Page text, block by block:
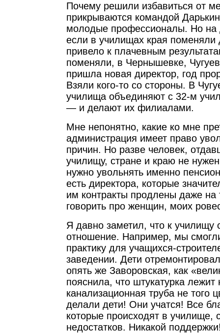
Почему решили избавиться от
прикрываются командой
молодые профессионалы. Но на
если в училищах края поменяли
привело к плачевным
поменяли, в Чернышевке,
пришла новая директор, год
Взяли кого-то со стороны. В
училища объединяют с 32-м
— и делают их филиалами.
Мне непонятно, какие ко мне
администрация имеет право
причин. Но разве человек,
училищу, стране и краю не
нужно увольнять именно
есть директора, которые
им контракты продлены даже на
говорить про женщин, моих
Я давно заметил, что к училищу
отношение. Например, мы
практику для учащихся-
заведении. Дети
опять же Заворовская, как
пояснила, что штукатурка лежит
канализационная труба не того
делали дети! Они учатся! Все
которые происходят в училище,
недостатков. Никакой